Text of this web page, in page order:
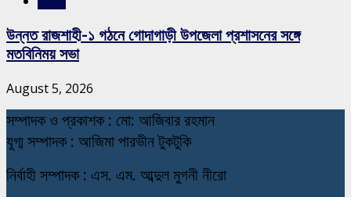
উন্নত রাজশাহী-১ গঠনে গোদাগাড়ী উপজেলা প্রশাসনের সঙ্গে
মতবিনিময় সভা
August 5, 2026
সম্পাদক ও প্রকাশক : মো: আজিবার রহমান
যুগ্ম সম্পাদক : আজিমা পারভীন টুকটুকি
নির্বাহী সম্পাদক : এস. এম. আব্দুল মুগনী নীরো